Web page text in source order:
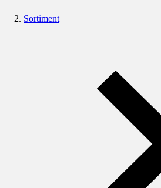
Sortiment